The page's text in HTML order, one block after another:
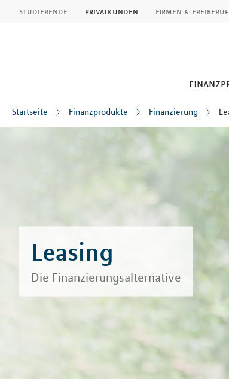
studierende privatkunden firmen &
Startseite Finanzprodukte Finanzierung
Leasing
Die Finanzierungsalternative